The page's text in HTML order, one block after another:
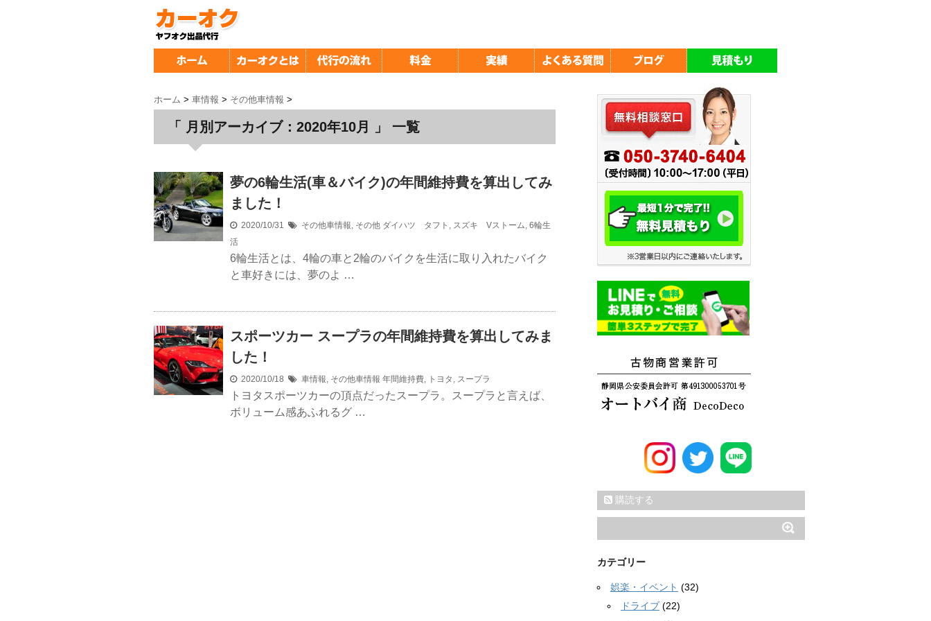
ホーム > 車情報 > その他車情報 >
「 月別アーカイブ：2020年10月 」 一覧
夢の6輪生活(車＆バイク)の年間維持費を算出してみ
ました！
2020/10/31 その他車情報, その他 ダイハツ タフト , スズキ Vストーム, 6輪生
活
6輪生活とは、4輪の車と2輪のバイクを生活に取り入れたバイク
と車好きには、夢のよ …
スポーツカー スープラの年間維持費を算出してみま
した！
2020/10/18 車情報, その他車情報 年間維持費, トヨタ , スープラ
トヨタスポーツカーの頂点だったスープラ。スープラと言えば、
ボリューム感あふれるグ …
購読する
カテゴリー
娯楽・イベント (32)
ドライブ (22)